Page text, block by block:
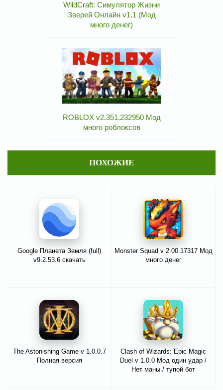
WildCraft: Симулятор Жизни
Зверей Онлайн v1.1 (Мод
много денег)
ROBLOX v2.351.232950 Мод
много роблоксов
ПОХОЖИЕ
Google Планета Земля (full)
v9.2.53.6 скачать
Monster Squad v 2.00.17317 Мод
много денег
The Astonishing Game v 1.0.0.7
Полная версия
Clash of Wizards: Epic Magic
Duel v 1.0.0 Мод один удар /
Нет маны / тупой бот